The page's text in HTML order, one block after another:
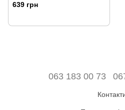
639 грн
063 183 00 73